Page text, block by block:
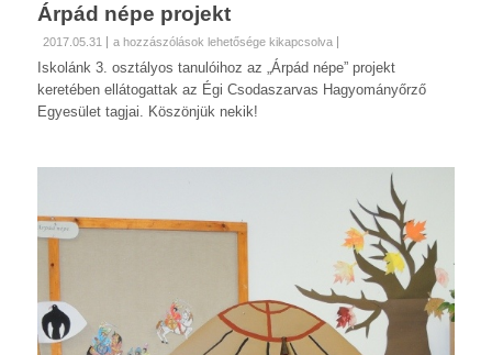
Árpád népe projekt
2017.05.31
Árpád
bejegyzéshez
a hozzászólások lehetősége kikapcsolva
Iskolánk 3. osztályos tanulóihoz az „Árpád népe” projekt
keretében ellátogattak az Égi Csodaszarvas Hagyományőrző
Egyesület tagjai. Köszönjük nekik!